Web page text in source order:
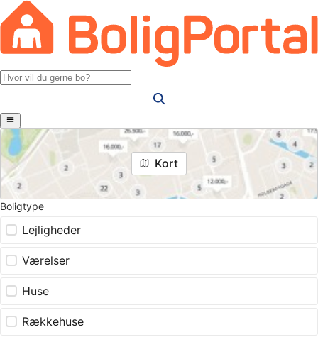
Kort
Boligtype
Lejligheder
Værelser
Huse
Rækkehuse